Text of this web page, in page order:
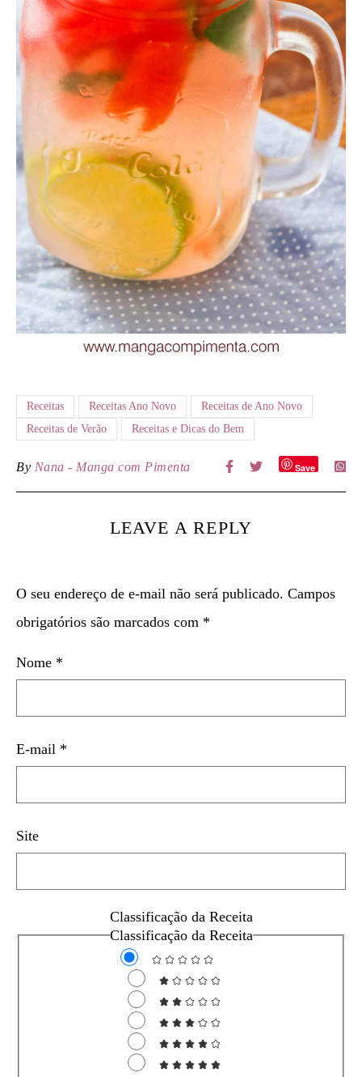
Receitas Receitas Ano Novo
Receitas de Ano Novo
Receitas de Verão
Receitas e Dicas do Bem
By Nana - Manga com Pimenta Save
LEAVE A REPLY
O seu endereço de e-mail não será publicado. Campos
obrigatórios são marcados com *
Nome *
E-mail *
Site
Classificação da Receita
Classificação da Receita